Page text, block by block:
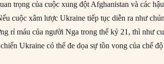
trọng của cuộc xung đột Afghanistan và các hậu
cuộc xâm lược Ukraine tiếp tục diễn ra như
rỉ máu của người Nga trong thế kỷ 21, thì như
Ukraine có thể đe dọa sự tồn vong của chế độ